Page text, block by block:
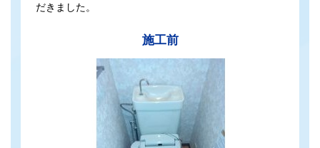
だきました。
施工前